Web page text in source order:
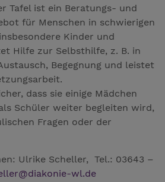
Tafel ist ein Beratungs- und
für Menschen in schwierigen
Kinder und
Hilfe zur Selbsthilfe, z. B. in
Begegnung und leistet
dass sie einige Mädchen
Schüler weiter begleiten wird,
Fragen oder der
Ulrike Scheller, Tel.: 03643 –
@diakonie-wl.de